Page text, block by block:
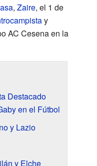
, Zaire, el 1 de
y
AC Cesena en la
Destacado
en el Fútbol
y Lazio
y Elche